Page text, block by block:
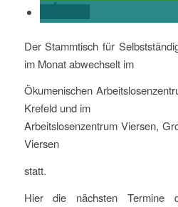
Der Stammtisch für
im Monat abwechselt im
Ökumenischen
Krefeld und im
Arbeitslosenzentrum Viersen,
Viersen
statt.
Hier die nächsten Termine